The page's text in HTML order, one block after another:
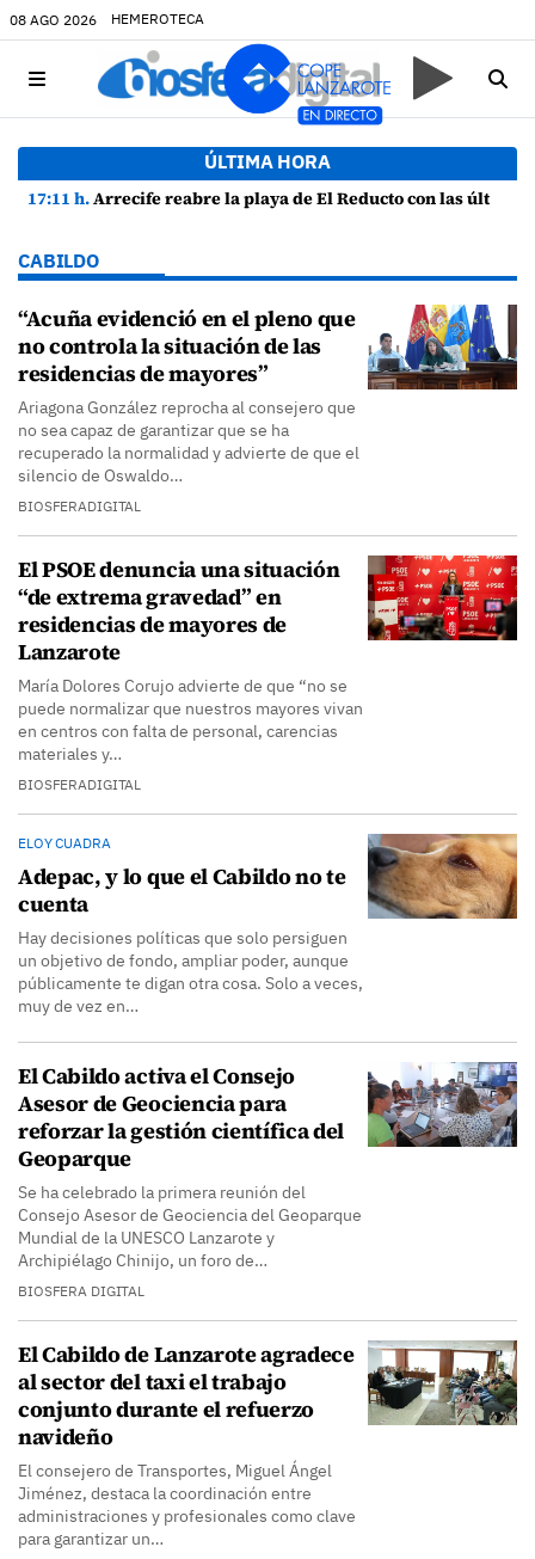
08 AGO 2026 HEMEROTECA
ÚLTIMA HORA
17:11 h.Arrecife reabre la playa de El Reducto con las últimas analíticas mostrando "una buena calidad de las aguas para el baño"
CABILDO
“Acuña evidenció en el pleno que
no controla la situación de las
residencias de mayores”
Ariagona González reprocha al consejero que
no sea capaz de garantizar que se ha
recuperado la normalidad y advierte de que el
silencio de Oswaldo…
BIOSFERADIGITAL
El PSOE denuncia una situación
“de extrema gravedad” en
residencias de mayores de
Lanzarote
María Dolores Corujo advierte de que “no se
puede normalizar que nuestros mayores vivan
en centros con falta de personal, carencias
materiales y…
BIOSFERADIGITAL
ELOY CUADRA
Adepac, y lo que el Cabildo no te
cuenta
Hay decisiones políticas que solo persiguen
un objetivo de fondo, ampliar poder, aunque
públicamente te digan otra cosa. Solo a veces,
muy de vez en…
El Cabildo activa el Consejo
Asesor de Geociencia para
reforzar la gestión científica del
Geoparque
Se ha celebrado la primera reunión del
Consejo Asesor de Geociencia del Geoparque
Mundial de la UNESCO Lanzarote y
Archipiélago Chinijo, un foro de…
BIOSFERA DIGITAL
El Cabildo de Lanzarote agradece
al sector del taxi el trabajo
conjunto durante el refuerzo
navideño
El consejero de Transportes, Miguel Ángel
Jiménez, destaca la coordinación entre
administraciones y profesionales como clave
para garantizar un…